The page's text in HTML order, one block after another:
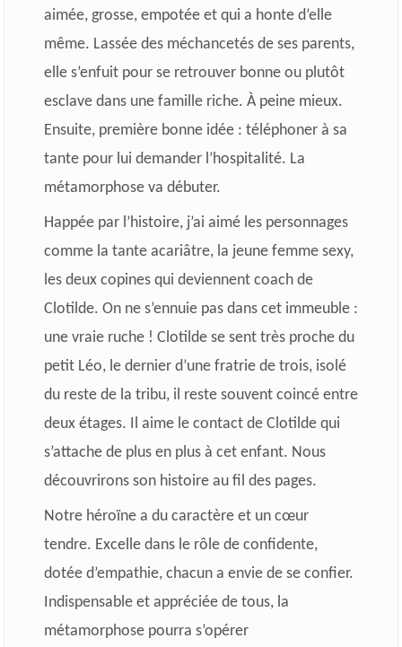
aimée, grosse, empotée et qui a honte d’elle
même. Lassée des méchancetés de ses parents,
elle s’enfuit pour se retrouver bonne ou plutôt
esclave dans une famille riche. À peine mieux.
Ensuite, première bonne idée : téléphoner à sa
tante pour lui demander l’hospitalité. La
métamorphose va débuter.
Happée par l’histoire, j’ai aimé les personnages
comme la tante acariâtre, la jeune femme sexy,
les deux copines qui deviennent coach de
Clotilde. On ne s’ennuie pas dans cet immeuble :
une vraie ruche ! Clotilde se sent très proche du
petit Léo, le dernier d’une fratrie de trois, isolé
du reste de la tribu, il reste souvent coincé entre
deux étages. Il aime le contact de Clotilde qui
s’attache de plus en plus à cet enfant. Nous
découvrirons son histoire au fil des pages.
Notre héroïne a du caractère et un cœur
tendre. Excelle dans le rôle de confidente,
dotée d’empathie, chacun a envie de se confier.
Indispensable et appréciée de tous, la
métamorphose pourra s’opérer